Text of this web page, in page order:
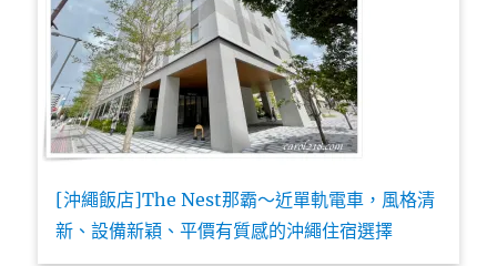
[沖繩飯店]The Nest那霸～近單軌電車，風格清
新、設備新穎、平價有質感的沖繩住宿選擇